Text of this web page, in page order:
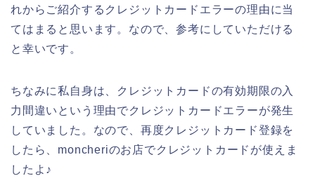
れからご紹介するクレジットカードエラーの理由に当
てはまると思います。なので、参考にしていただける
と幸いです。
ちなみに私自身は、クレジットカードの有効期限の入
力間違いという理由でクレジットカードエラーが発生
していました。なので、再度クレジットカード登録を
したら、moncheriのお店でクレジットカードが使えま
したよ♪